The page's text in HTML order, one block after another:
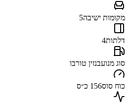
מקומות ישיבה5
דלתות4
סוג מנועבנזין טורבו
כוח סוס156 כ״ס